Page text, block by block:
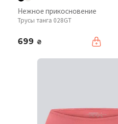
Нежное прикосновение
Трусы танга 028GT
699 ₴